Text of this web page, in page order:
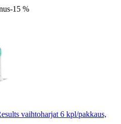
-15 %
vaihtoharjat 6 kpl/pakkaus,